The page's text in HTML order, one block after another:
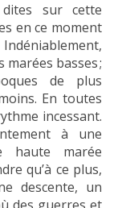
sur cette
en ce moment
marées basses ;
de plus
En toutes
incessant.
à une
haute marée
qu’à ce plus,
descente, un